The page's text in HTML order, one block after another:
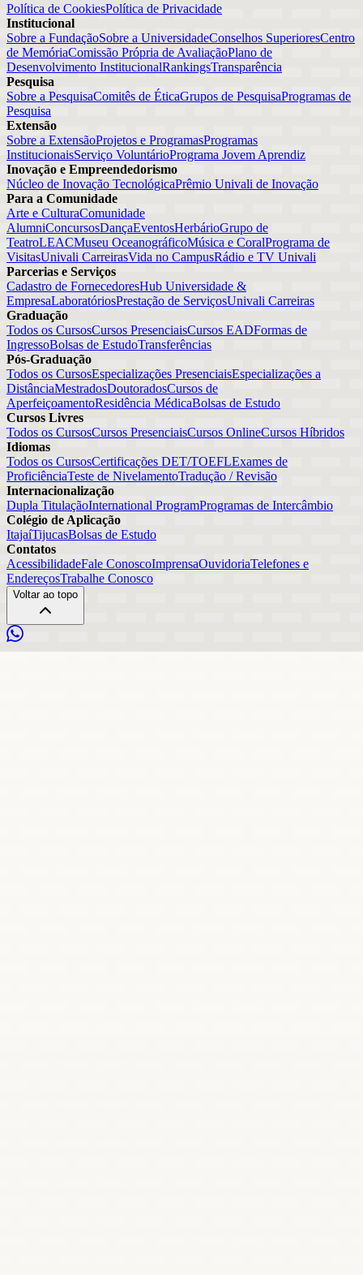
Política de CookiesPolítica de Privacidade
Institucional
Sobre a FundaçãoSobre a UniversidadeConselhos SuperioresCentro
de MemóriaComissão Própria de AvaliaçãoPlano de
Desenvolvimento InstitucionalRankingsTransparência
Pesquisa
Sobre a PesquisaComitês de ÉticaGrupos de PesquisaProgramas de
Pesquisa
Extensão
Sobre a ExtensãoProjetos e ProgramasProgramas
InstitucionaisServiço VoluntárioPrograma Jovem Aprendiz
Inovação e Empreendedorismo
Núcleo de Inovação TecnológicaPrêmio Univali de Inovação
Para a Comunidade
Arte e CulturaComunidade
AlumniConcursosDançaEventosHerbárioGrupo de
TeatroLEACMuseu OceanográficoMúsica e CoralPrograma de
VisitasUnivali CarreirasVida no CampusRádio e TV Univali
Parcerias e Serviços
Cadastro de FornecedoresHub Universidade &
EmpresaLaboratóriosPrestação de ServiçosUnivali Carreiras
Graduação
Todos os CursosCursos PresenciaisCursos EADFormas de
IngressoBolsas de EstudoTransferências
Pós-Graduação
Todos os CursosEspecializações PresenciaisEspecializações a
DistânciaMestradosDoutoradosCursos de
AperfeiçoamentoResidência MédicaBolsas de Estudo
Cursos Livres
Todos os CursosCursos PresenciaisCursos OnlineCursos Híbridos
Idiomas
Todos os CursosCertificações DET/TOEFLExames de
ProficiênciaTeste de NivelamentoTradução / Revisão
Internacionalização
Dupla TitulaçãoInternational ProgramProgramas de Intercâmbio
Colégio de Aplicação
ItajaíTijucasBolsas de Estudo
Contatos
AcessibilidadeFale ConoscoImprensaOuvidoriaTelefones e
EndereçosTrabalhe Conosco
Voltar ao topo